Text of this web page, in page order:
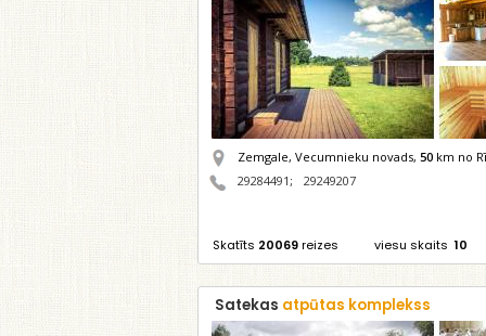
Zemgale, Vecumnieku novads, 50 km no
29284491 ; 29249207
Skatīts 20069reizes viesu skaits 10
Satekas atpūtas komplekss